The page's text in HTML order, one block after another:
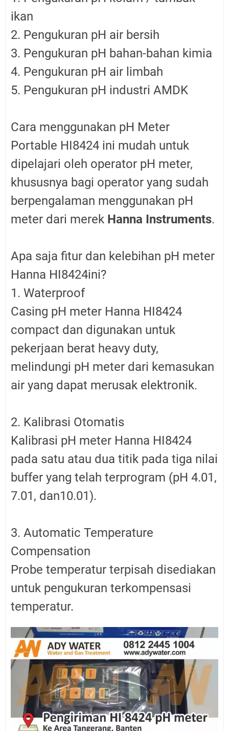
ikan
2. Pengukuran pH air bersih
3. Pengukuran pH bahan-bahan kimia
4. Pengukuran pH air limbah
5. Pengukuran pH industri AMDK
Cara menggunakan pH Meter
Portable HI8424 ini mudah untuk
dipelajari oleh operator pH meter,
khususnya bagi operator yang sudah
berpengalaman menggunakan pH
meter dari merek Hanna Instruments.
Apa saja fitur dan kelebihan pH meter
Hanna HI8424ini?
1. Waterproof
Casing pH meter Hanna HI8424
compact dan digunakan untuk
pekerjaan berat heavy duty,
melindungi pH meter dari kemasukan
air yang dapat merusak elektronik.
2. Kalibrasi Otomatis
Kalibrasi pH meter Hanna HI8424
pada satu atau dua titik pada tiga nilai
buffer yang telah terprogram (pH 4.01,
7.01, dan10.01).
3. Automatic Temperature
Compensation
Probe temperatur terpisah disediakan
untuk pengukuran terkompensasi
temperatur.